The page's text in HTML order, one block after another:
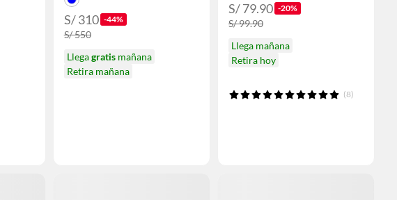
S/ 310 -44%
S/ 550
Llegagratismañana
Retira mañana
S/ 79.90 -20%
S/ 99.90
Llega mañana
Retira hoy
(8)